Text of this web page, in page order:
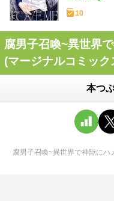
10
腐男子召喚~異世界
(マージナルコミッ
本つ
腐男子召喚~異世界で神獣に